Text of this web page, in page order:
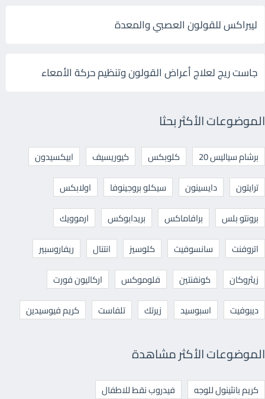
ليبراكس للقولون العصبي والمعدة
جاست ريج لعلاج أعراض القولون وتنظيم حركة الأمعاء
الموضوعات الأكثر بحثا
برشام سياليس 20 كلوبكس كيوريسيف
ابيكسيدون
ترايتون
دايسينون سيكلو بروجينوفا
اولابكس
برونتو بلس
برافاماكس بريدابوكس
ارموويك
اتروفنت
سانسوفيت كلوسيز انتنال
ريفاروسبير
زيثروكان
كونفنتين فلوموكس
اركاليون فورت
ديبوفيت
اسبوسيد زيرتك تلفاست كريم فيوسيدين
الموضوعات الأكثر مشاهدة
كريم بانثينول للوجه فيدروب نقط للاطفال